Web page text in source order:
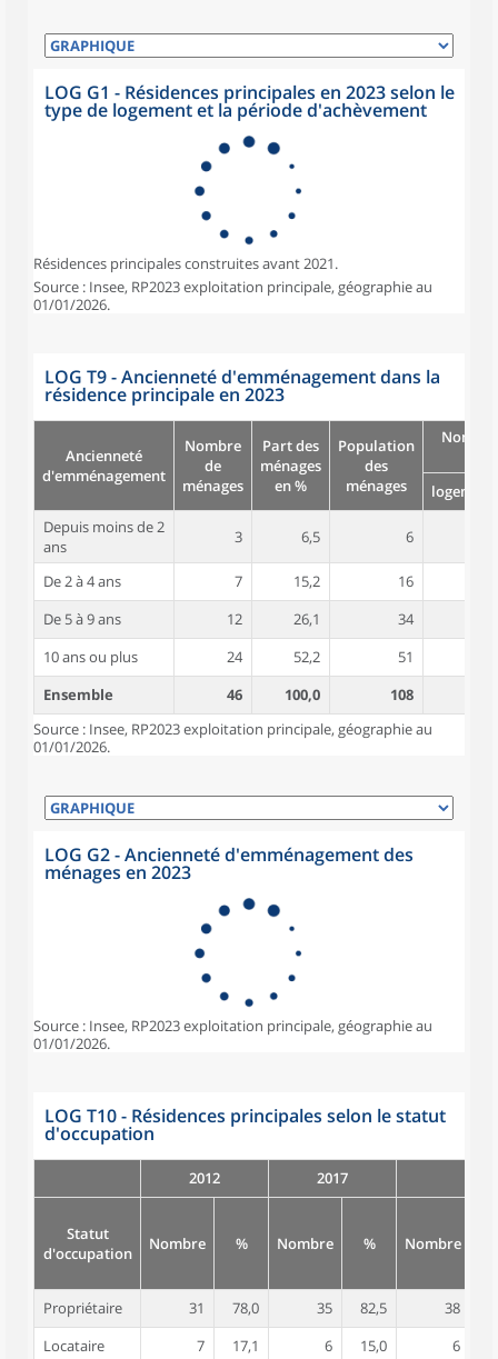
LOG G1 - Résidences principales en 2023 selon le
type de logement et la période d'achèvement
Résidences principales construites avant 2021.
Source : Insee, RP2023 exploitation principale, géographie au
01/01/2026.
LOG T9 - Ancienneté d'emménagement dans la
résidence principale en 2023
Ancienneté
d'emménagement
Nombre
de
ménages
Part des
ménages
en %
Population
des
ménages
logement
Depuis moins de 2
ans
3 6,5 6
De 2 à 4 ans 7 15,2 16
De 5 à 9 ans
12 26,1 34
10 ans ou plus
24 52,2 51
Ensemble
46 100,0 108
Source : Insee, RP2023 exploitation principale, géographie au
01/01/2026.
LOG G2 - Ancienneté d'emménagement des
ménages en 2023
Source : Insee, RP2023 exploitation principale, géographie au
01/01/2026.
LOG T10 - Résidences principales selon le statut
d'occupation
2012 2017
Statut
d'occupation
Nombre % Nombre % Nombre
Propriétaire 31 78,0 35 82,5 38
Locataire
7 17,1 6 15,0 6